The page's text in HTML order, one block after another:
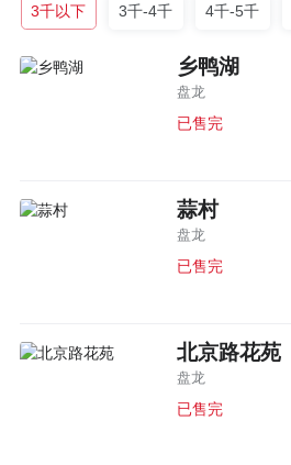
3千以下 3千-4千 4千-5千
乡鸭湖
盘龙
已售完
蒜村
盘龙
已售完
北京路花苑
盘龙
已售完